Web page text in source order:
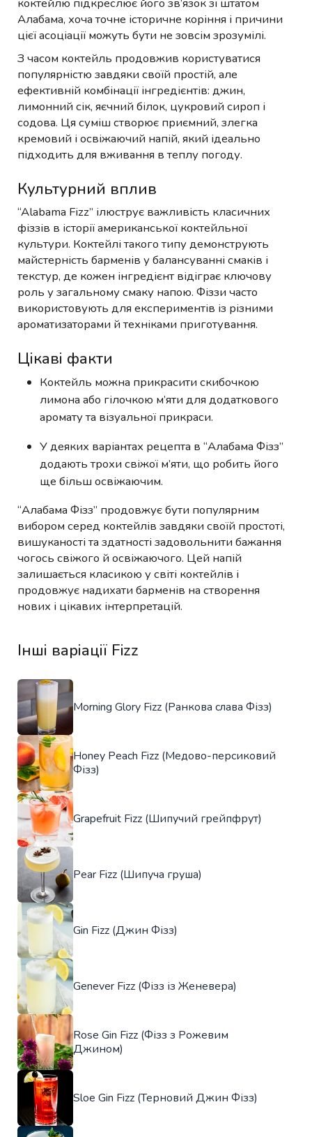
коктейлю підкреслює його зв’язок зі штатом
Алабама, хоча точне історичне коріння і причини
цієї асоціації можуть бути не зовсім зрозумілі.
З часом коктейль продовжив користуватися
популярністю завдяки своїй простій, але
ефективній комбінації інгредієнтів: джин,
лимонний сік, яєчний білок, цукровий сироп і
содова. Ця суміш створює приємний, злегка
кремовий і освіжаючий напій, який ідеально
підходить для вживання в теплу погоду.
Культурний вплив
“Alabama Fizz” ілюструє важливість класичних
фіззів в історії американської коктейльної
культури. Коктейлі такого типу демонструють
майстерність барменів у балансуванні смаків і
текстур, де кожен інгредієнт відіграє ключову
роль у загальному смаку напою. Фіззи часто
використовують для експериментів із різними
ароматизаторами й техніками приготування.
Цікаві факти
Коктейль можна прикрасити скибочкою
лимона або гілочкою м’яти для додаткового
аромату та візуальної прикраси.
У деяких варіантах рецепта в “Алабама Фізз”
додають трохи свіжої м’яти, що робить його
ще більш освіжаючим.
“Алабама Фізз” продовжує бути популярним
вибором серед коктейлів завдяки своїй простоті,
вишуканості та здатності задовольнити бажання
чогось свіжого й освіжаючого. Цей напій
залишається класикою у світі коктейлів і
продовжує надихати барменів на створення
нових і цікавих інтерпретацій.
Інші варіації Fizz
Morning Glory Fizz (Ранкова слава Фізз)
Honey Peach Fizz (Медово-персиковий
Фізз)
Grapefruit Fizz (Шипучий грейпфрут)
Pear Fizz (Шипуча груша)
Gin Fizz (Джин Фізз)
Genever Fizz (Фізз із Женевера)
Rose Gin Fizz (Фізз з Рожевим
Джином)
Sloe Gin Fizz (Терновий Джин Фізз)